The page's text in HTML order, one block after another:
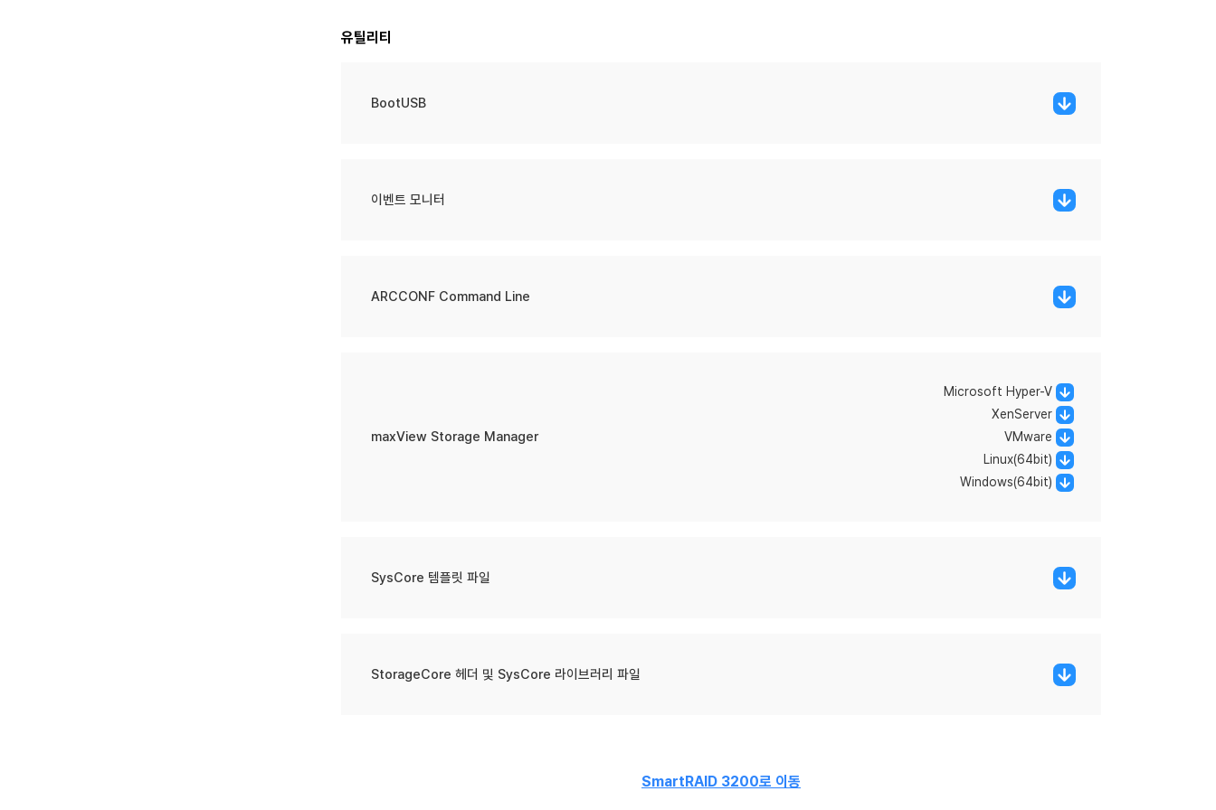
유틸리티
BootUSB
이벤트 모니터
ARCCONF Command Line
maxView Storage Manager
Microsoft Hyper-V
XenServer
VMware
Linux(64bit)
Windows(64bit)
SysCore 템플릿 파일
StorageCore 헤더 및 SysCore 라이브러리 파일
SmartRAID 3200로 이동